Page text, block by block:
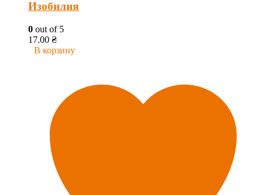
Изобилия
0 out of 5
17.00 ₴
В корзину